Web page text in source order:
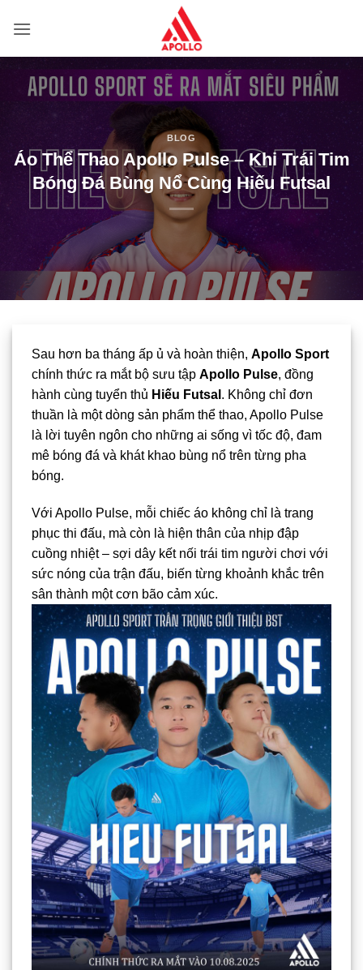
qua
BLOG
Áo Thể Thao Apollo Pulse – Khi Trái Tim
Bóng Đá Bùng Nổ Cùng Hiếu Futsal
Sau hơn ba tháng ấp ủ và hoàn thiện, Apollo Sport
chính thức ra mắt bộ sưu tập Apollo Pulse, đồng
hành cùng tuyển thủ Hiếu Futsal . Không chỉ đơn
thuần là một dòng sản phẩm thể thao, Apollo Pulse
là lời tuyên ngôn cho những ai sống vì tốc độ, đam
mê bóng đá và khát khao bùng nổ trên từng pha
bóng.
Với Apollo Pulse, mỗi chiếc áo không chỉ là trang
phục thi đấu, mà còn là hiện thân của nhịp đập
cuồng nhiệt – sợi dây kết nối trái tim người chơi với
sức nóng của trận đấu, biến từng khoảnh khắc trên
sân thành một cơn bão cảm xúc.